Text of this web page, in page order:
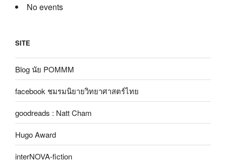
No events
SITE
Blog นัย POMMM
facebook ชมรมนิยายวิทยาศาสตร์ไทย
goodreads : Natt Cham
Hugo Award
interNOVA-fiction